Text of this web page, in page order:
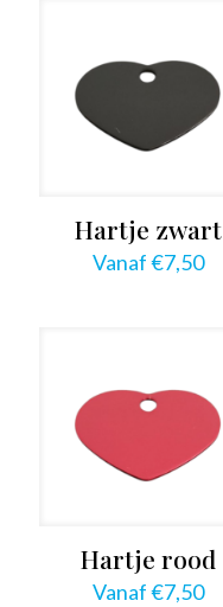
Hartje zwart
Vanaf€7,50
Hartje rood
Vanaf€7,50